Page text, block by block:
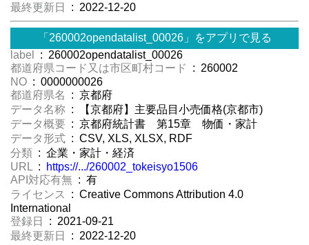
最終更新日
: 2022-12-20
「260002opendatalist_00026」をアプリで見る
label
: 260002opendatalist_00026
都道府県コード又は市区町村コード
: 260002
NO : 0000000026
都道府県名
: 京都府
データ名称 : 【京都府】主要品目小売価格(京都市)
データ概要 : 京都府統計書 第15章 物価・家計
データ形式 : CSV, XLS, XLSX, RDF
分類 : 企業・家計・経済
URL :
https://.../260002_tokeisyo1506
API対応有無 : 有
ライセンス
: Creative Commons Attribution 4.0
International
登録日
: 2021-09-21
最終更新日
: 2022-12-20